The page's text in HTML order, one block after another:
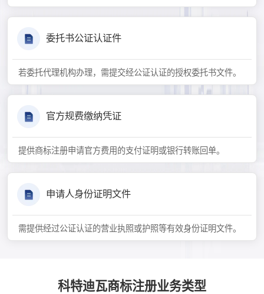
委托书公证认证件
若委托代理机构办理，需提交经公证认证的授权委托书文件。
官方规费缴纳凭证
提供商标注册申请官方费用的支付证明或银行转账回单。
申请人身份证明文件
需提供经过公证认证的营业执照或护照等有效身份证明文件。
科特迪瓦商标注册业务类型